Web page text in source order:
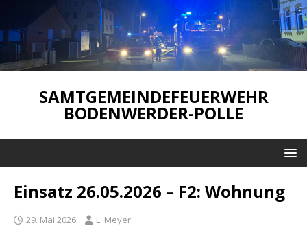
SAMTGEMEINDEFEUERWEHR
BODENWERDER-POLLE
Einsatz 26.05.2026 – F2: Wohnung
29. Mai 2026 L. Meyer